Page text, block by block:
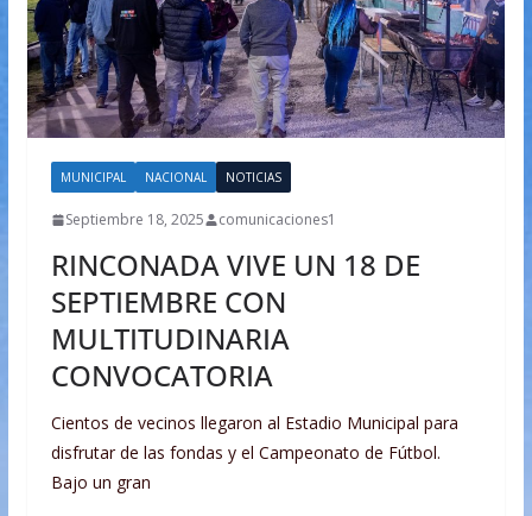
MUNICIPAL NACIONAL NOTICIAS
Septiembre 18, 2025 comunicaciones1
RINCONADA VIVE UN 18 DE
SEPTIEMBRE CON
MULTITUDINARIA
CONVOCATORIA
Cientos de vecinos llegaron al Estadio Municipal para
disfrutar de las fondas y el Campeonato de Fútbol.
Bajo un gran